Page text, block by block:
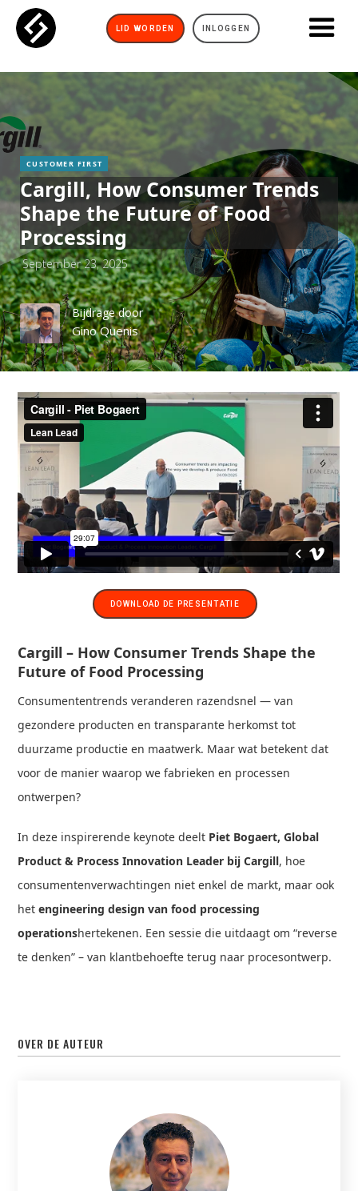
LID WORDEN INLOGGEN
CUSTOMER FIRST
Cargill, How Consumer Trends
Shape the Future of Food
Processing
September 23, 2025
Bijdrage door
Gino Quenis
DOWNLOAD DE PRESENTATIE
Cargill – How Consumer Trends Shape the
Future of Food Processing
Consumententrends veranderen razendsnel — van
gezondere producten en transparante herkomst tot
duurzame productie en maatwerk. Maar wat betekent dat
voor de manier waarop we fabrieken en processen
ontwerpen?
In deze inspirerende keynote deelt Piet Bogaert, Global
Product & Process Innovation Leader bij Cargill, hoe
consumentenverwachtingen niet enkel de markt, maar ook
hetengineering design van food processing
operationshertekenen. Een sessie die uitdaagt om “reverse
te denken” – van klantbehoefte terug naar procesontwerp.
OVER DE AUTEUR